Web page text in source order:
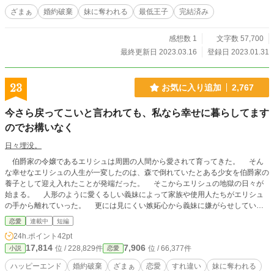
意見につきましては、近況ボードをご覧いただければ幸いです。 《皆様のご愛
読、誠に感謝致しますm(*_ _)m 当初、完結後の番外編等は特に考えておりませ
終わり次第、番外編として物語の更新を予定しております。更新を今暫くお待ち
ざまぁ 婚約破棄 妹に奪われる 最低王子 完結済み
感想数 1
文字数 57,700
最終更新日 2023.03.16
登録日 2023.01.31
23 お気に入り追加 2,767
今さら戻ってこいと言われても、私なら幸せに暮らしてます
のでお構いなく
日々埋没。
伯爵家の令嬢であるエリシュは周囲の人間から愛されて育ってきた。 そん
な幸せなエリシュの人生が一変したのは、森で倒れていたとある少女を伯爵家の
養子として迎え入れたことが発端だった。 そこからエリシュの地獄の日々が
始まる。 人形のように愛くるしい義妹によって家族や使用人たちがエリシュ
の手から離れていった。 更には見にくい嫉妬心から義妹に嫌がらせしている
という根も葉もない噂を流され、孤立無援となったエリシュに残された最後の希
望は婚約者との結婚だけだった。 だがその希望すら嘲笑うかのように義妹の
手によってあっさりとエリシュは婚約者まで奪われて婚約破棄をされ、激怒した
父親からも勘当されてしまう。 平民落ちとなったエリシュは新たな人生を歩
み始める。
恋愛 連載中 短編
24h.ポイント 42pt
小説 17,814 位 / 228,829件 恋愛 7,906 位 / 66,377件
ハッピーエンド 婚約破棄 ざまぁ 恋愛 すれ違い
妹に奪われる